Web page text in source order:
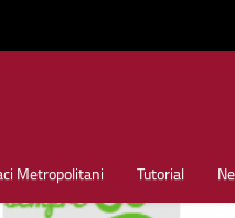
Metropolitani Tutorial